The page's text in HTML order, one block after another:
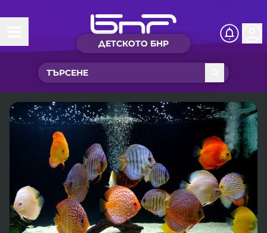
ДЕТСКОТО БНР
Начало
Какво ново?
Рубрики с вълшебства
Детско радио
Новините на детски език
Приказки
Искри